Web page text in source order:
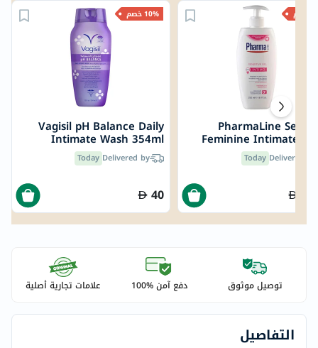
10% خصم
Vagisil pH Balance Daily
Intimate Wash 354ml
Delivered by
Today
40
PharmaLine
Feminine Intimate
Delivered by
Today
توصيل موثوق دفع آمن %100 علامات تجارية أصلية
التفاصيل